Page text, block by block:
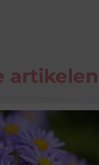
artikelen